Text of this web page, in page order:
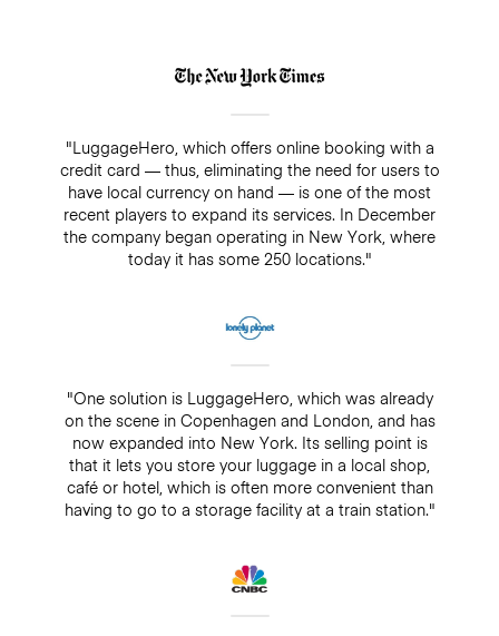
"LuggageHero, which offers online booking with a
credit card — thus, eliminating the need for users to
have local currency on hand — is one of the most
recent players to expand its services. In December
the company began operating in New York, where
today it has some 250 locations."
"One solution is LuggageHero, which was already
on the scene in Copenhagen and London, and has
now expanded into New York. Its selling point is
that it lets you store your luggage in a local shop,
café or hotel, which is often more convenient than
having to go to a storage facility at a train station."